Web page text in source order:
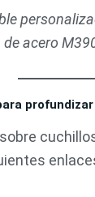
acero
profundizar